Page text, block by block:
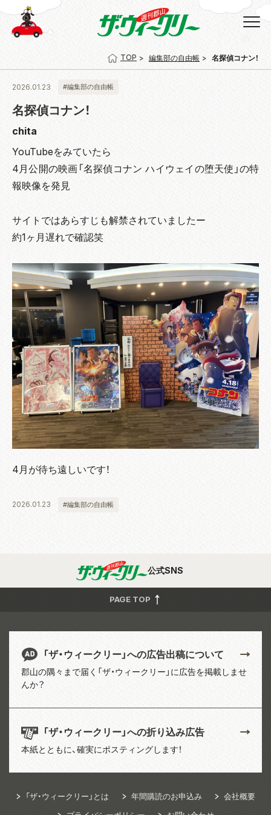
TOP 編集部の自由帳 名探偵コナン！
2026.01.23 #編集部の自由帳
名探偵コナン！
chita
YouTubeをみていたら
4月公開の映画「名探偵コナン ハイウェイの堕天使」の特
報映像を発見
サイトではあらすじも解禁されていましたー
約1ヶ月遅れで確認笑
4月が待ち遠しいです！
2026.01.23 #編集部の自由帳
公式SNS
PAGE TOP
「ザ・ウィークリー」への広告出稿について
郡山の隅々まで届く「ザ・ウィークリー」に広告を掲載しませ
んか？
「ザ・ウィークリー」への折り込み広告
本紙とともに、確実にポスティングします！
「ザ・ウィークリー」とは 年間購読のお申込み
会社概要